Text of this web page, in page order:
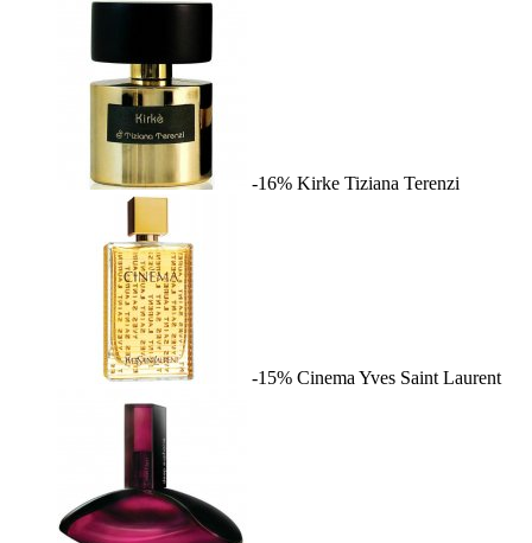
-16% Kirke Tiziana Terenzi
-15% Cinema Yves Saint Laurent